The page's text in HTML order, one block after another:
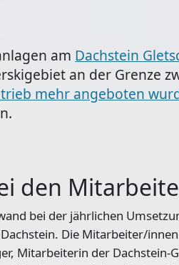
am Dachstein
an der Grenze
mehr angeboten
den
bei der jährlichen
Die Mitarbeiter/
Mitarbeiterin der